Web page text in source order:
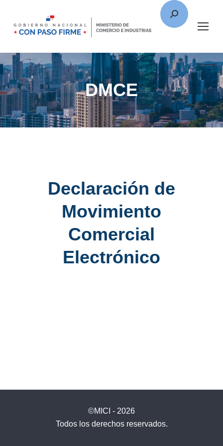
DMCE
Declaración de
Movimiento
Comercial
Electrónico
©MICI - 2026
Todos los derechos reservados.